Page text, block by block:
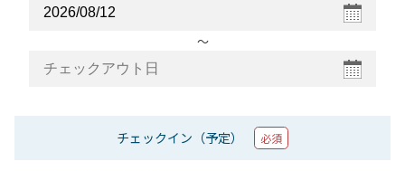
〜
チェックイン（予定） 必須